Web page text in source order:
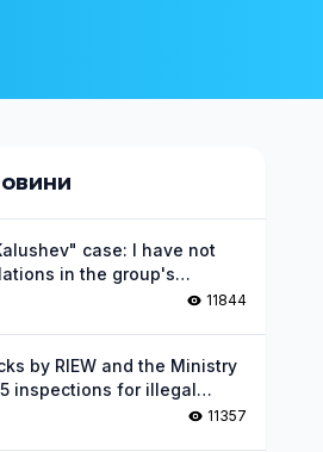
case: I have not
in the group's
11844
by RIEW and the Ministry
inspections for illegal
11357